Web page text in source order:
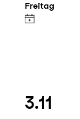
Freitag
3.11